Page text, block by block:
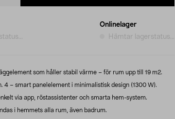
Onlinelager
Hämtar lagerstatus...
som håller stabil värme – för rum upp till 19 m2.
4 – smart panelelement i minimalistisk design (1300 W).
via app, röstassistenter och smarta hem-system.
i hemmets alla rum, även badrum.